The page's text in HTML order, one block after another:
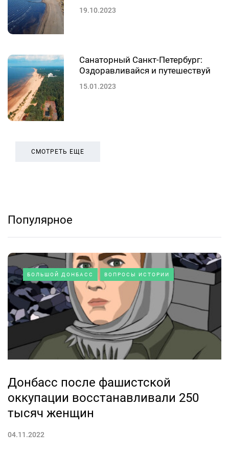
19.10.2023
Санаторный Санкт-Петербург:
Оздоравливайся и путешествуй
15.01.2023
СМОТРЕТЬ ЕЩЕ
Популярное
БОЛЬШОЙ ДОНБАСС ВОПРОСЫ ИСТОРИИ
Донбасс после фашистской
оккупации восстанавливали 250
тысяч женщин
04.11.2022